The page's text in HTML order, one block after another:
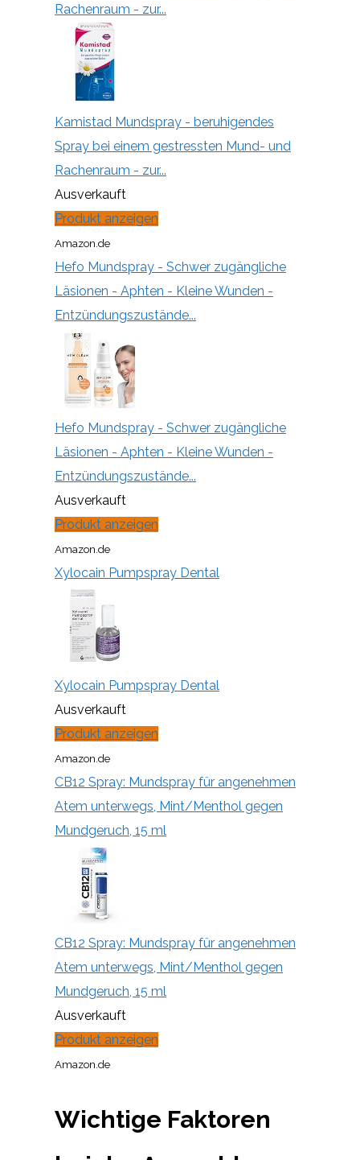
Rachenraum - zur...
Kamistad Mundspray - beruhigendes
Spray bei einem gestressten Mund- und
Rachenraum - zur...
Ausverkauft
Produkt anzeigen
Amazon.de
Hefo Mundspray - Schwer zugängliche
Läsionen - Aphten - Kleine Wunden -
Entzündungszustände...
Hefo Mundspray - Schwer zugängliche
Läsionen - Aphten - Kleine Wunden -
Entzündungszustände...
Ausverkauft
Produkt anzeigen
Amazon.de
Xylocain Pumpspray Dental
Xylocain Pumpspray Dental
Ausverkauft
Produkt anzeigen
Amazon.de
CB12 Spray: Mundspray für angenehmen
Atem unterwegs, Mint/Menthol gegen
Mundgeruch, 15 ml
CB12 Spray: Mundspray für angenehmen
Atem unterwegs, Mint/Menthol gegen
Mundgeruch, 15 ml
Ausverkauft
Produkt anzeigen
Amazon.de
Wichtige Faktoren